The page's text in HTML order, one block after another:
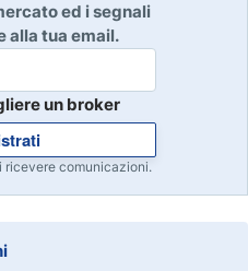
ed i segnali
alla tua email.
un broker
comunicazioni.